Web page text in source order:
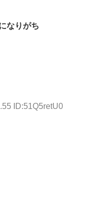
なりがち
ID:51Q5retU0